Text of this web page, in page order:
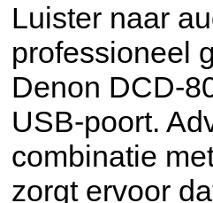
Luister naar
professioneel
Denon DCD-
USB-poort.
combinatie
zorgt ervoor